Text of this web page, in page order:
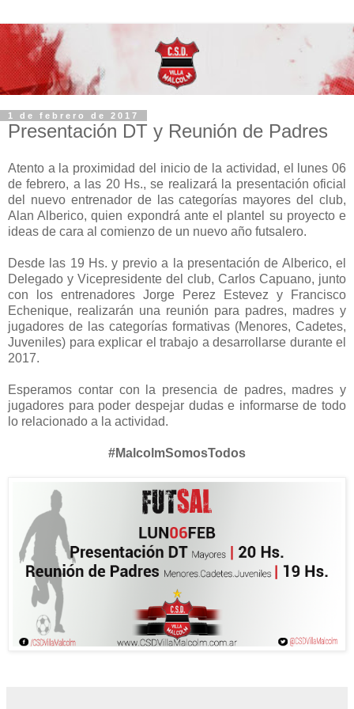
1 de febrero de 2017
Presentación DT y Reunión de Padres
Atento a la proximidad del inicio de la actividad, el lunes 06
de febrero, a las 20 Hs., se realizará la presentación oficial
del nuevo entrenador de las categorías mayores del club,
Alan Alberico, quien expondrá ante el plantel su proyecto e
ideas de cara al comienzo de un nuevo año futsalero.
Desde las 19 Hs. y previo a la presentación de Alberico, el
Delegado y Vicepresidente del club, Carlos Capuano, junto
con los entrenadores Jorge Perez Estevez y Francisco
Echenique, realizarán una reunión para padres, madres y
jugadores de las categorías formativas (Menores, Cadetes,
Juveniles) para explicar el trabajo a desarrollarse durante el
2017.
Esperamos contar con la presencia de padres, madres y
jugadores para poder despejar dudas e informarse de todo
lo relacionado a la actividad.
#MalcolmSomosTodos